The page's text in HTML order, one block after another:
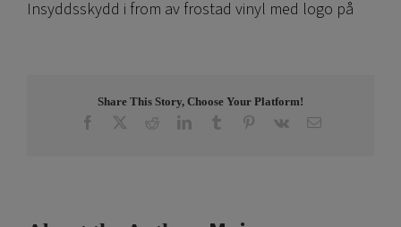
Insyddsskydd i from av frostad vinyl med logo på
Share This Story, Choose Your Platform!
Facebook RedditLinkedInTumblr Pinterest
Vk Email